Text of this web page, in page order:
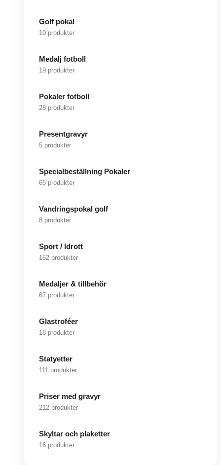
Golf pokal
10 produkter
Medalj fotboll
19 produkter
Pokaler fotboll
28 produkter
Presentgravyr
5 produkter
Specialbeställning Pokaler
65 produkter
Vandringspokal golf
8 produkter
Sport / Idrott
152 produkter
Medaljer & tillbehör
67 produkter
Glastroféer
18 produkter
Statyetter
111 produkter
Priser med gravyr
212 produkter
Skyltar och plaketter
16 produkter